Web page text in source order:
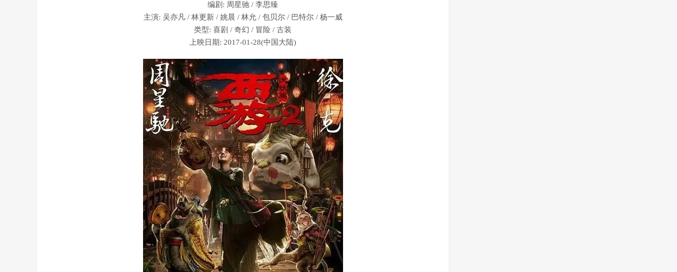
编剧: 周星驰 / 李思臻
主演: 吴亦凡 / 林更新 / 姚晨 / 林允 / 包贝尔 / 巴特尔 / 杨一威
类型: 喜剧 / 奇幻 / 冒险 / 古装
上映日期: 2017-01-28(中国大陆)